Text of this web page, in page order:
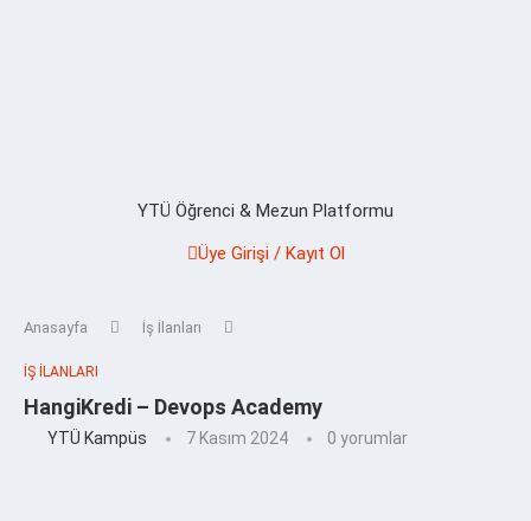
YTÜ Öğrenci & Mezun Platformu
Üye Girişi / Kayıt Ol
Anasayfa İş İlanları
İŞ İLANLARI
HangiKredi – Devops Academy
YTÜ Kampüs 7 Kasım 2024 0 yorumlar